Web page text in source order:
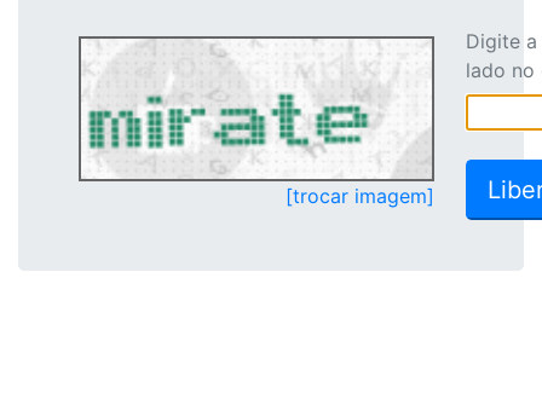
[trocar imagem]
Digite
lado no